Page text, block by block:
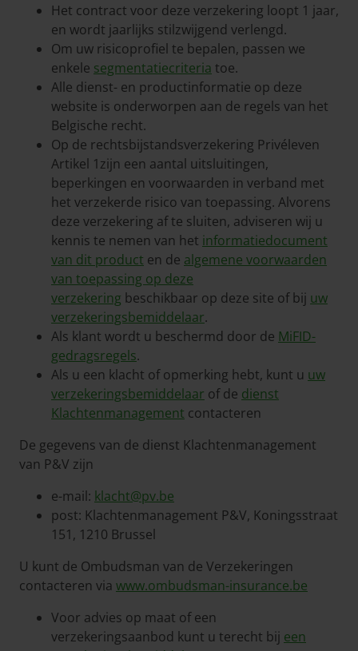
Het contract voor deze verzekering loopt 1 jaar,
en wordt jaarlijks stilzwijgend verlengd.
Om uw risicoprofiel te bepalen, passen we
enkele segmentatiecriteria toe.
Alle dienst- en productinformatie op deze
website is onderworpen aan de regels van het
Belgische recht.
Op de rechtsbijstandsverzekering Privéleven
Artikel 1zijn een aantal uitsluitingen,
beperkingen en voorwaarden in verband met
het verzekerde risico van toepassing. Alvorens
deze verzekering af te sluiten, adviseren wij u
kennis te nemen van het informatiedocument
van dit product en de algemene voorwaarden
van toepassing op deze
verzekering beschikbaar op deze site of bij uw
verzekeringsbemiddelaar.
Als klant wordt u beschermd door de MiFID-
gedragsregels.
Als u een klacht of opmerking hebt, kunt u uw
verzekeringsbemiddelaar of de dienst
Klachtenmanagement contacteren
De gegevens van de dienst Klachtenmanagement
van P&V zijn
e-mail: klacht@pv.be
post: Klachtenmanagement P&V, Koningsstraat
151, 1210 Brussel
U kunt de Ombudsman van de Verzekeringen
contacteren via www.ombudsman-insurance.be
Voor advies op maat of een
verzekeringsaanbod kunt u terecht bij een